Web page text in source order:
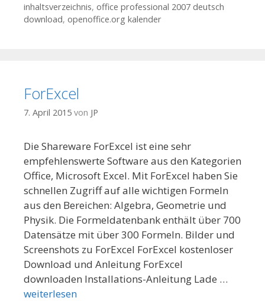
inhaltsverzeichnis, office professional 2007 deutsch
download, openoffice.org kalender
ForExcel
7. April 2015 von JP
Die Shareware ForExcel ist eine sehr
empfehlenswerte Software aus den Kategorien
Office, Microsoft Excel. Mit ForExcel haben Sie
schnellen Zugriff auf alle wichtigen Formeln
aus den Bereichen: Algebra, Geometrie und
Physik. Die Formeldatenbank enthält über 700
Datensätze mit über 300 Formeln. Bilder und
Screenshots zu ForExcel ForExcel kostenloser
Download und Anleitung ForExcel
downloaden Installations-Anleitung Lade …
weiterlesen